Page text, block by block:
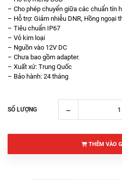
– Cho phép chuyển giữa các chuẩn tín
– Hỗ trợ: Giảm nhiễu DNR, Hồng ngoại
– Tiêu chuẩn IP67
– Vỏ kim loại
– Nguồn vào 12V DC
– Chưa bao gồm adapter.
– Xuất xứ: Trung Quốc
– Bảo hành: 24 tháng
SỐ LƯỢNG
THÊM VÀO